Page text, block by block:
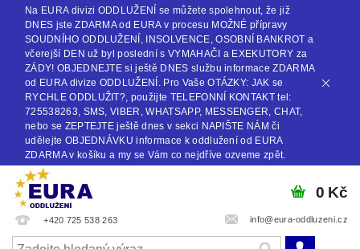
Na EURA divizi ODDLUŽENÍ se můžete spolehnout, že již
DNES jste ZDARMA od EURA v procesu MOŽNÉ přípravy
SOUDNÍHO ODDLUŽENÍ, INSOLVENCE, OSOBNÍ BANKROT a
včerejší DEN už byl poslední s VYMAHAČI a EXEKUTORY za
ZÁDY! OBJEDNEJTE si ještě DNES službu informace ZDARMA
od EURA divize ODDLUŽENÍ. Pro Vaše OTÁZKY: JAK se
RYCHLE ODDLUŽIT?, použijte TELEFONNÍ KONTAKT tel:
725538263, SMS, VIBER, WHATSAPP, MESSENGER, CHAT,
nebo se ZEPTEJTE ještě dnes v sekci NAPIŠTE NÁM či
udělejte OBJEDNÁVKU informace k oddlužení od EURA
ZDARMA v košíku a my se Vám co nejdříve ozveme zpět.
+420 725 538 263 info@eura-oddluzeni.cz
0 Kč